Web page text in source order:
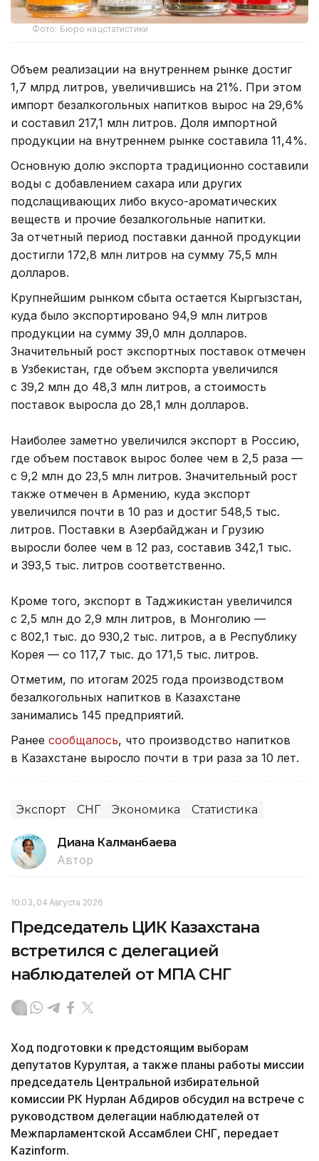
Фото: Бюро нацстатистики
Объем реализации на внутреннем рынке достиг
1,7 млрд литров, увеличившись на 21%. При этом
импорт безалкогольных напитков вырос на 29,6%
и составил 217,1 млн литров. Доля импортной
продукции на внутреннем рынке составила 11,4%.
Основную долю экспорта традиционно составили
воды с добавлением сахара или других
подслащивающих либо вкусо-ароматических
веществ и прочие безалкогольные напитки.
За отчетный период поставки данной продукции
достигли 172,8 млн литров на сумму 75,5 млн
долларов.
Крупнейшим рынком сбыта остается Кыргызстан,
куда было экспортировано 94,9 млн литров
продукции на сумму 39,0 млн долларов.
Значительный рост экспортных поставок отмечен
в Узбекистан, где объем экспорта увеличился
с 39,2 млн до 48,3 млн литров, а стоимость
поставок выросла до 28,1 млн долларов.
Наиболее заметно увеличился экспорт в Россию,
где объем поставок вырос более чем в 2,5 раза —
с 9,2 млн до 23,5 млн литров. Значительный рост
также отмечен в Армению, куда экспорт
увеличился почти в 10 раз и достиг 548,5 тыс.
литров. Поставки в Азербайджан и Грузию
выросли более чем в 12 раз, составив 342,1 тыс.
и 393,5 тыс. литров соответственно.
Кроме того, экспорт в Таджикистан увеличился
с 2,5 млн до 2,9 млн литров, в Монголию —
с 802,1 тыс. до 930,2 тыс. литров, а в Республику
Корея — со 117,7 тыс. до 171,5 тыс. литров.
Отметим, по итогам 2025 года производством
безалкогольных напитков в Казахстане
занимались 145 предприятий.
Ранее сообщалось, что производство напитков
в Казахстане выросло почти в три раза за 10 лет.
Экспорт СНГ Экономика Статистика
Диана Калманбаева
Автор
10:03, 04 Августа 2026
Председатель ЦИК Казахстана
встретился с делегацией
наблюдателей от МПА СНГ
Ход подготовки к предстоящим выборам
депутатов Курултая, а также планы работы миссии
председатель Центральной избирательной
комиссии РК Нурлан Абдиров обсудил на встрече с
руководством делегации наблюдателей от
Межпарламентской Ассамблеи СНГ, передает
Kazinform.